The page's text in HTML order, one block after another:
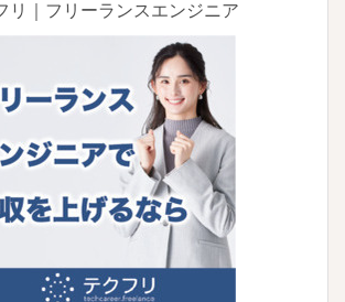
リ｜フリーランスエンジニア